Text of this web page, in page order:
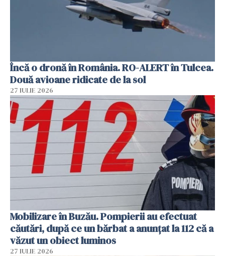
Încă o dronă în România. RO-ALERT în Tulcea.
Două avioane ridicate de la sol
27 IULIE 2026
Mobilizare în Buzău. Pompierii au efectuat
căutări, după ce un bărbat a anunțat la 112 că a
văzut un obiect luminos
27 IULIE 2026